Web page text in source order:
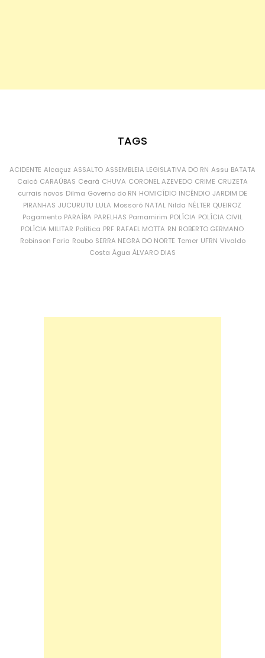
TAGS
ACIDENTE Alcaçuz ASSALTO ASSEMBLEIA LEGISLATIVA DO RN Assu BATATA
Caicó CARAÚBAS Ceará CHUVA CORONEL AZEVEDO CRIME CRUZETA
currais novos Dilma Governo do RN HOMICÍDIO INCÊNDIO JARDIM DE
PIRANHAS JUCURUTU LULA Mossoró NATAL Nilda NÉLTER QUEIROZ
Pagamento PARAÍBA PARELHAS Parnamirim POLÍCIA POLÍCIA CIVIL
POLÍCIA MILITAR Política PRF RAFAEL MOTTA RN ROBERTO GERMANO
Robinson Faria Roubo SERRA NEGRA DO NORTE Temer UFRN Vivaldo
Costa Água ÁLVARO DIAS